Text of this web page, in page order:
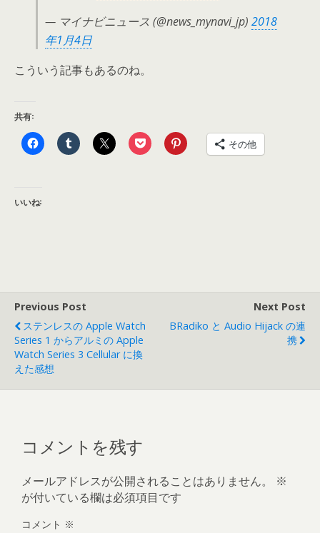
— マイナビニュース (@news_mynavi_jp) 2018
年1月4日
こういう記事もあるのね。
共有:
その他
いいね:
Previous Post
ステンレスの Apple Watch
Series 1 からアルミの Apple
Watch Series 3 Cellular に換
えた感想
Next Post
BRadiko と Audio Hijack の連
携
コメントを残す
メールアドレスが公開されることはありません。
※
が付いている欄は必須項目です
コメント ※